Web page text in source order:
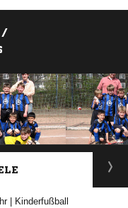
/
| Kinderfußball